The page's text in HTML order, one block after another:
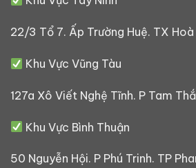
22/3 Tổ 7. Ấp Trường Huệ. TX Hoà
Khu Vực Vũng Tàu
127a Xô Viết Nghệ Tĩnh. P Tam
Khu Vực Bình Thuận
50 Nguyễn Hội. P Phú Trinh. TP